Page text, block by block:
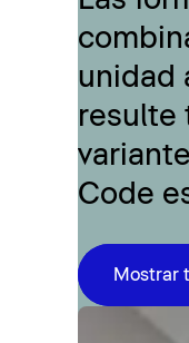
unidad
resulte
Code
Mostrar